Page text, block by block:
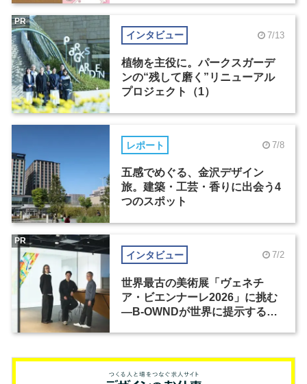
インタビュー 7/13
植物を主役に。パークスガーデ
ンの“残して磨く”リニューアル
プロジェクト（1）
PR
レポート 7/8
五感でめぐる、金沢デザイン
旅。建築・工芸・香りに出会う4
つのスポット
インタビュー 7/2
世界最古の美術展「ヴェネチ
ア・ビエンナーレ2026」に挑む
―B-OWNDが世界に提示する美
PR